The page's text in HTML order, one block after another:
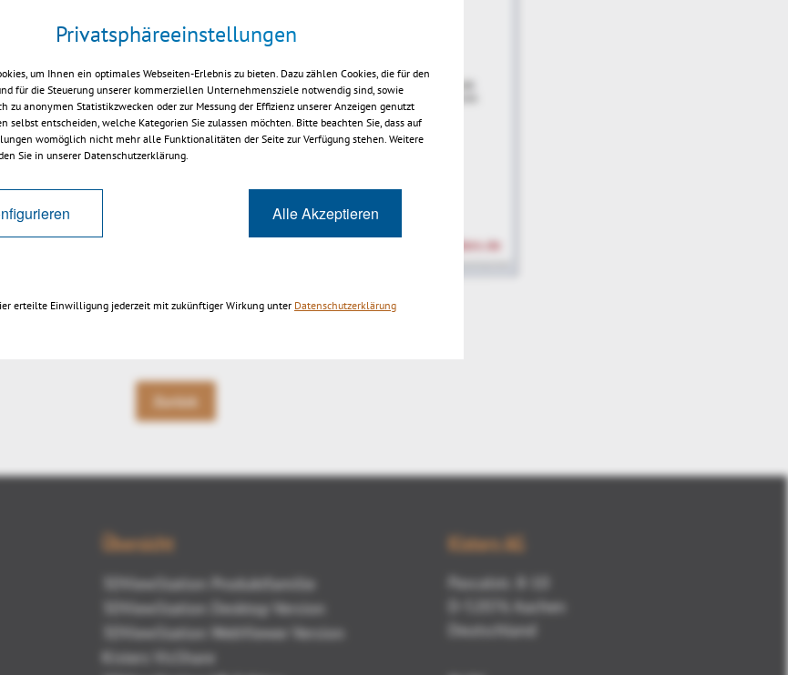
Play
2014 EN.
Zurück
Übersicht
3DViewStation Produktfamilie
3DViewStation Desktop Version
3DViewStation WebViewer Version
Kisters VisShare
Kisters AG
Pascalstr. 8-10
D-52076 Aachen
Deutschland
Privatsphäreeinstellungen
um Ihnen ein optimales Webseiten-Erlebnis zu bieten. Dazu zählen Cookies, die für den
für die Steuerung unserer kommerziellen Unternehmensziele notwendig sind, sowie
zu anonymen Statistikzwecken oder zur Messung der Effizienz unserer Anzeigen genutzt
selbst entscheiden, welche Kategorien Sie zulassen möchten. Bitte beachten Sie, dass auf
womöglich nicht mehr alle Funktionalitäten der Seite zur Verfügung stehen. Weitere
Sie in unserer Datenschutzerklärung.
Alle Akzeptieren
erteilte Einwilligung jederzeit mit zukünftiger Wirkung unter Datenschutzerklärung